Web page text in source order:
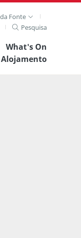
Fonte
Pesquisa
What's On
Alojamento